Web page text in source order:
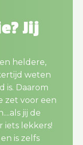
Jij
heldere,
weten
is. Daarom
zet voor een
jij de
iets lekkers!
is zelfs